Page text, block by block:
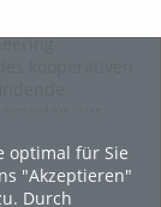
optimal für Sie
"Akzeptieren"
Durch
kooperativen
um sich
zu